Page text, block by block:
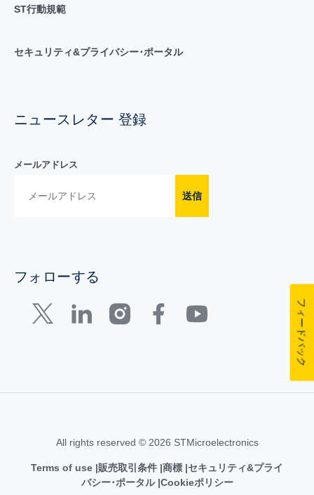
ST行動規範
セキュリティ&プライバシー･ポータル
ニュースレター 登録
メールアドレス
送信
フォローする
All rights reserved © 2026 STMicroelectronics
Terms of use 販売取引条件 商標 セキュリティ&プライ
バシー･ポータル Cookieポリシー
フィードバック